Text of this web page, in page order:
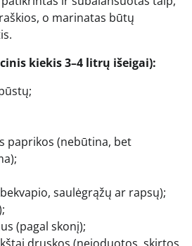
o marinatas būtų
kiekis 3–4 litrų išeigai):
paprikos (nebūtina, bet
saulėgrąžų ar rapsų);
(pagal skonį);